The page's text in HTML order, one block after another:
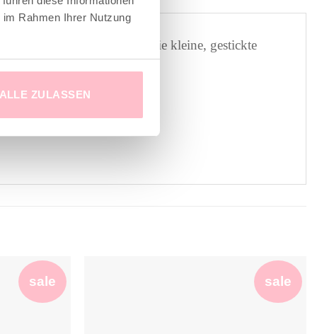
Rahmen Ihrer Nutzung
ZULASSEN
ideale Sommerbegleiter. Die kleine, gestickte
sale sale